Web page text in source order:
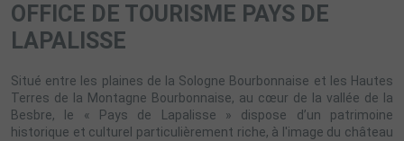
OFFICE DE TOURISME PAYS DE
LAPALISSE
Situé entre les plaines de la Sologne Bourbonnaise et les Hautes
Terres de la Montagne Bourbonnaise, au cœur de la vallée de la
Besbre, le « Pays de Lapalisse » dispose d’un patrimoine
historique et culturel particulièrement riche, à l'image du château